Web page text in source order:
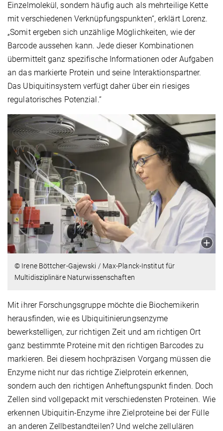
Einzelmolekül, sondern häufig auch als mehrteilige Kette
mit verschiedenen Verknüpfungspunkten“, erklärt Lorenz.
„Somit ergeben sich unzählige Möglichkeiten, wie der
Barcode aussehen kann. Jede dieser Kombinationen
übermittelt ganz spezifische Informationen oder Aufgaben
an das markierte Protein und seine Interaktionspartner.
Das Ubiquitinsystem verfügt daher über ein riesiges
regulatorisches Potenzial.“
© Irene Böttcher-Gajewski / Max-Planck-Institut für
Multidisziplinäre Naturwissenschaften
Mit ihrer Forschungsgruppe möchte die Biochemikerin
herausfinden, wie es Ubiquitinierungsenzyme
bewerkstelligen, zur richtigen Zeit und am richtigen Ort
ganz bestimmte Proteine mit den richtigen Barcodes zu
markieren. Bei diesem hochpräzisen Vorgang müssen die
Enzyme nicht nur das richtige Zielprotein erkennen,
sondern auch den richtigen Anheftungspunkt finden. Doch
Zellen sind vollgepackt mit verschiedensten Proteinen. Wie
erkennen Ubiquitin-Enzyme ihre Zielproteine bei der Fülle
an anderen Zellbestandteilen? Und welche zellulären